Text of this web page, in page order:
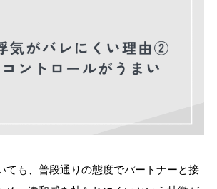
ても、普段通りの態度でパートナーと接